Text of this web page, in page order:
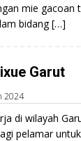
mie gacoan
bidang […]
Garut
2024
di wilayah
pelamar